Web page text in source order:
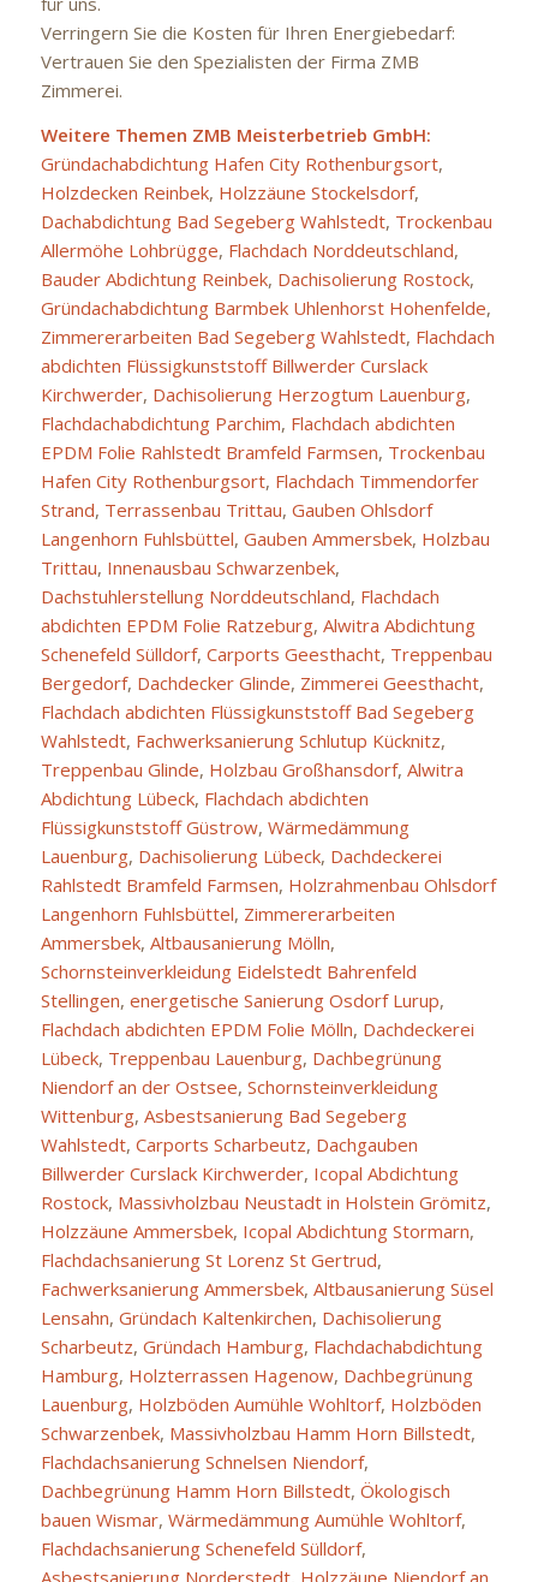
Verringern Sie die Kosten für Ihren Energiebedarf:
Vertrauen Sie den Spezialisten der Firma ZMB
Zimmerei.
Weitere Themen ZMB Meisterbetrieb GmbH:
Gründachabdichtung Hafen City Rothenburgsort,
Holzdecken Reinbek, Holzzäune Stockelsdorf,
Dachabdichtung Bad Segeberg Wahlstedt, Trockenbau
Allermöhe Lohbrügge, Flachdach Norddeutschland,
Bauder Abdichtung Reinbek, Dachisolierung Rostock,
Gründachabdichtung Barmbek Uhlenhorst Hohenfelde,
Zimmererarbeiten Bad Segeberg Wahlstedt, Flachdach
abdichten Flüssigkunststoff Billwerder Curslack
Kirchwerder, Dachisolierung Herzogtum Lauenburg,
Flachdachabdichtung Parchim, Flachdach abdichten
EPDM Folie Rahlstedt Bramfeld Farmsen, Trockenbau
Hafen City Rothenburgsort, Flachdach Timmendorfer
Strand, Terrassenbau Trittau, Gauben Ohlsdorf
Langenhorn Fuhlsbüttel, Gauben Ammersbek, Holzbau
Trittau, Innenausbau Schwarzenbek,
Dachstuhlerstellung Norddeutschland, Flachdach
abdichten EPDM Folie Ratzeburg, Alwitra Abdichtung
Schenefeld Sülldorf, Carports Geesthacht, Treppenbau
Bergedorf, Dachdecker Glinde, Zimmerei Geesthacht,
Flachdach abdichten Flüssigkunststoff Bad Segeberg
Wahlstedt, Fachwerksanierung Schlutup Kücknitz,
Treppenbau Glinde, Holzbau Großhansdorf, Alwitra
Abdichtung Lübeck, Flachdach abdichten
Flüssigkunststoff Güstrow, Wärmedämmung
Lauenburg, Dachisolierung Lübeck, Dachdeckerei
Rahlstedt Bramfeld Farmsen, Holzrahmenbau Ohlsdorf
Langenhorn Fuhlsbüttel, Zimmererarbeiten
Ammersbek, Altbausanierung Mölln,
Schornsteinverkleidung Eidelstedt Bahrenfeld
Stellingen, energetische Sanierung Osdorf Lurup,
Flachdach abdichten EPDM Folie Mölln, Dachdeckerei
Lübeck, Treppenbau Lauenburg, Dachbegrünung
Niendorf an der Ostsee, Schornsteinverkleidung
Wittenburg, Asbestsanierung Bad Segeberg
Wahlstedt, Carports Scharbeutz, Dachgauben
Billwerder Curslack Kirchwerder, Icopal Abdichtung
Rostock, Massivholzbau Neustadt in Holstein Grömitz,
Holzzäune Ammersbek, Icopal Abdichtung Stormarn,
Flachdachsanierung St Lorenz St Gertrud,
Fachwerksanierung Ammersbek, Altbausanierung Süsel
Lensahn, Gründach Kaltenkirchen, Dachisolierung
Scharbeutz, Gründach Hamburg, Flachdachabdichtung
Hamburg, Holzterrassen Hagenow, Dachbegrünung
Lauenburg, Holzböden Aumühle Wohltorf, Holzböden
Schwarzenbek, Massivholzbau Hamm Horn Billstedt,
Flachdachsanierung Schnelsen Niendorf,
Dachbegrünung Hamm Horn Billstedt, Ökologisch
bauen Wismar, Wärmedämmung Aumühle Wohltorf,
Flachdachsanierung Schenefeld Sülldorf,
Asbestsanierung Norderstedt, Holzzäune Niendorf an